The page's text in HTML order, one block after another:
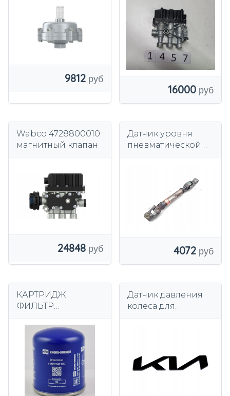
9812
16000
Wabco 4728800010
магнитный клапан
24848
Датчик уровня
пневматической
Hyundai i40 Diesel
4072
КАРТРИДЖ
ФИЛЬТР
ВОЗДУХА KNORR
MAN MERCEDES
Датчик давления
колеса для